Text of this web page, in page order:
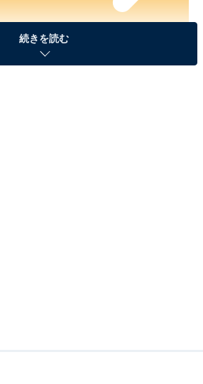
の購入やサービスの利用により、売上の一部が
続きを読む